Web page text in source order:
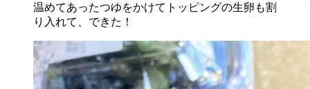
温めてあったつゆをかけてトッピングの生卵も割
り入れて、できた！